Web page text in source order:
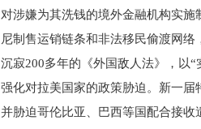
对涉嫌为其洗钱的境外金融机构实
尼制售运销链条和非法移民偷渡网
沉寂200多年的《外国敌人法》，以
强化对拉美国家的政策胁迫。新一届
并胁迫哥伦比亚、巴西等国配合接